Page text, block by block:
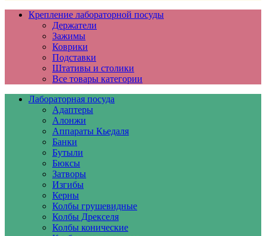
Крепление лабораторной посуды
Держатели
Зажимы
Коврики
Подставки
Штативы и столики
Все товары категории
Лабораторная посуда
Адаптеры
Алонжи
Аппараты Кьедаля
Банки
Бутыли
Бюксы
Затворы
Изгибы
Керны
Колбы грушевидные
Колбы Дрекселя
Колбы конические